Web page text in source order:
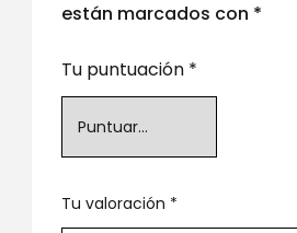
están marcados con *
Tu puntuación *
Tu valoración *